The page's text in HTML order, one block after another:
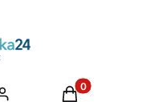
Produkty w